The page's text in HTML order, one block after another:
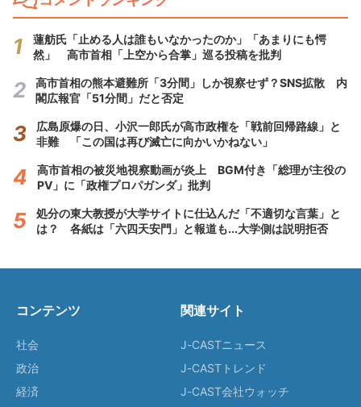
蓮舫氏「止める人は誰もいなかったのか」「あまりにも愕
然」 高市首相「上空から合掌」巡る投稿を批判
高市首相の熊本避難所「3分間」しか視察せず？SNS拡散 内
閣広報官「51分間」だと否定
広島原爆の日、小沢一郎氏が高市政権を「戦前回帰路線」と
非難 「この国は再び滅亡に向かいかねない」
高市首相の被災地視察動画が炎上 BGM付き「総理が主役の
PV」に「政権プロパガンダ」批判
処分の東大教授が大学サイトに仕込んだ「不適切な言葉」と
は？ 各紙は「六四天安門」と報道も...大学側は説明拒否
コンテンツ
社会
政治
経済
関連サイト
J-CASTニュース
J-CASTトレンド
J-CAST会社ウォッチ